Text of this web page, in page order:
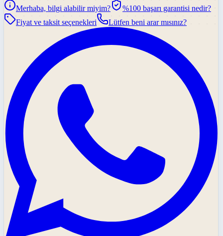
Merhaba, bilgi alabilir miyim?
%100 başarı garantisi nedir?
Fiyat ve taksit seçenekleri
Lütfen beni arar mısınız?